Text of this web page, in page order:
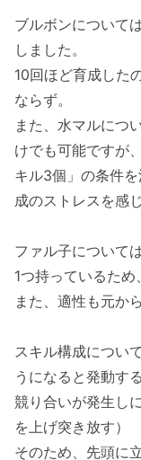
ブルボンについて
しました。
10回ほど育成した
ならず。
また、水マルにつ
けでも可能ですが
キル3個」の条件
成のストレスを感
ファル子について
1つ持っているため
また、適性も元か
スキル構成につい
うになると発動す
競り合いが発生し
を上げ突き放す）
そのため、先頭に